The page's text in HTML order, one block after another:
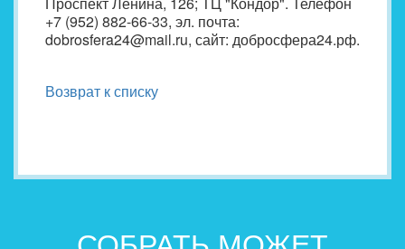
+7 (952) 882-66-33, эл. почта:
dobrosfera24@mail.ru, сайт: добросфера24.рф.
Возврат к списку